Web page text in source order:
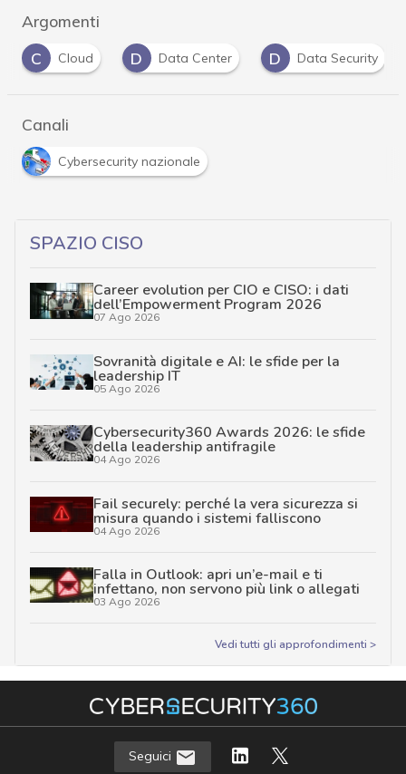
Argomenti
C
Cloud D Data Center D Data Security
Canali
Cybersecurity nazionale
SPAZIO CISO
Career evolution per CIO e CISO: i dati
dell’Empowerment Program 2026
07 Ago 2026
Sovranità digitale e AI: le sfide per la
leadership IT
05 Ago 2026
Cybersecurity360 Awards 2026: le sfide
della leadership antifragile
04 Ago 2026
Fail securely: perché la vera sicurezza si
misura quando i sistemi falliscono
04 Ago 2026
Falla in Outlook: apri un’e-mail e ti
infettano, non servono più link o allegati
03 Ago 2026
Vedi tutti gli approfondimenti >
Seguici